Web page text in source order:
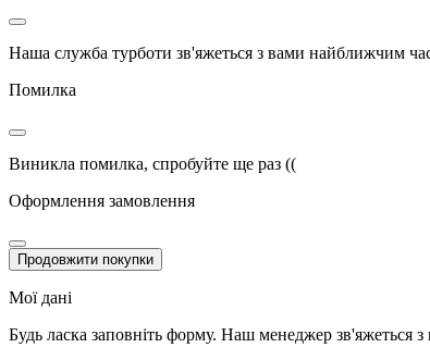
Наша служба турботи зв'яжеться з вами найближчим
Помилка
Виникла помилка, спробуйте ще раз ((
Оформлення замовлення
Продовжити покупки
Мої дані
Будь ласка заповніть форму. Наш менеджер зв'яжеться